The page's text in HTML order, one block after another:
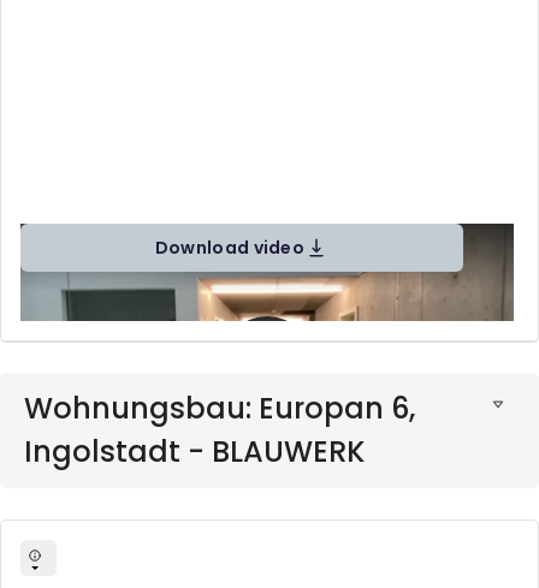
Download video
Wohnungsbau: Europan 6,
Ingolstadt - BLAUWERK